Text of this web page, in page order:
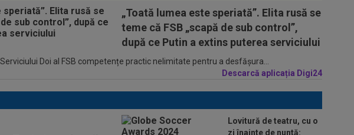
„Toată lumea este speriată”. Elita rusă se
teme că FSB „scapă de sub control”,
după ce Putin a extins puterea serviciului
Doi al FSB competențe practic nelimitate pentru a desfășura...
Descarcă aplicația Digi24
Lovitură de teatru, cu o
zi înainte de nuntă: